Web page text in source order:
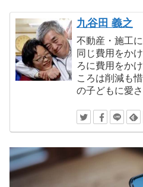
九谷田 義之
不動産・施工
同じ費用をか
ろに費用をか
ころは削減も
の子どもに愛さ